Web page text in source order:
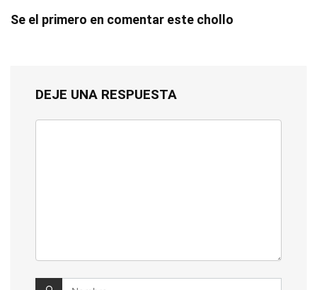
Se el primero en comentar este chollo
DEJE UNA RESPUESTA